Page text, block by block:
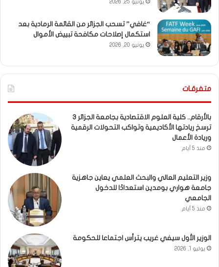
يونيو 25, 2026
“غافي” تسحب الجزائر من القائمة الرمادية بعد
استكمال إصلاحات مكافحة تبييض الأموال
يونيو 20, 2026
متفرقـات
بالأرقام.. كلية العلوم الاقتصادية بجامعة الجزائر 3
ترسخ ريادتها الأكاديمية وتواكب التحولات الرقمية
وريادة الأعمال
منذ 5 أيام
وزير التعليم العالي والبحث العلمي يعاين جاهزية
جامعة هواري بومدين استعدادًا للدخول
الجامعي
منذ 5 أيام
الوزير الأول سيفي غريب يترأس اجتماعا للحكومة
يوليو 1, 2026